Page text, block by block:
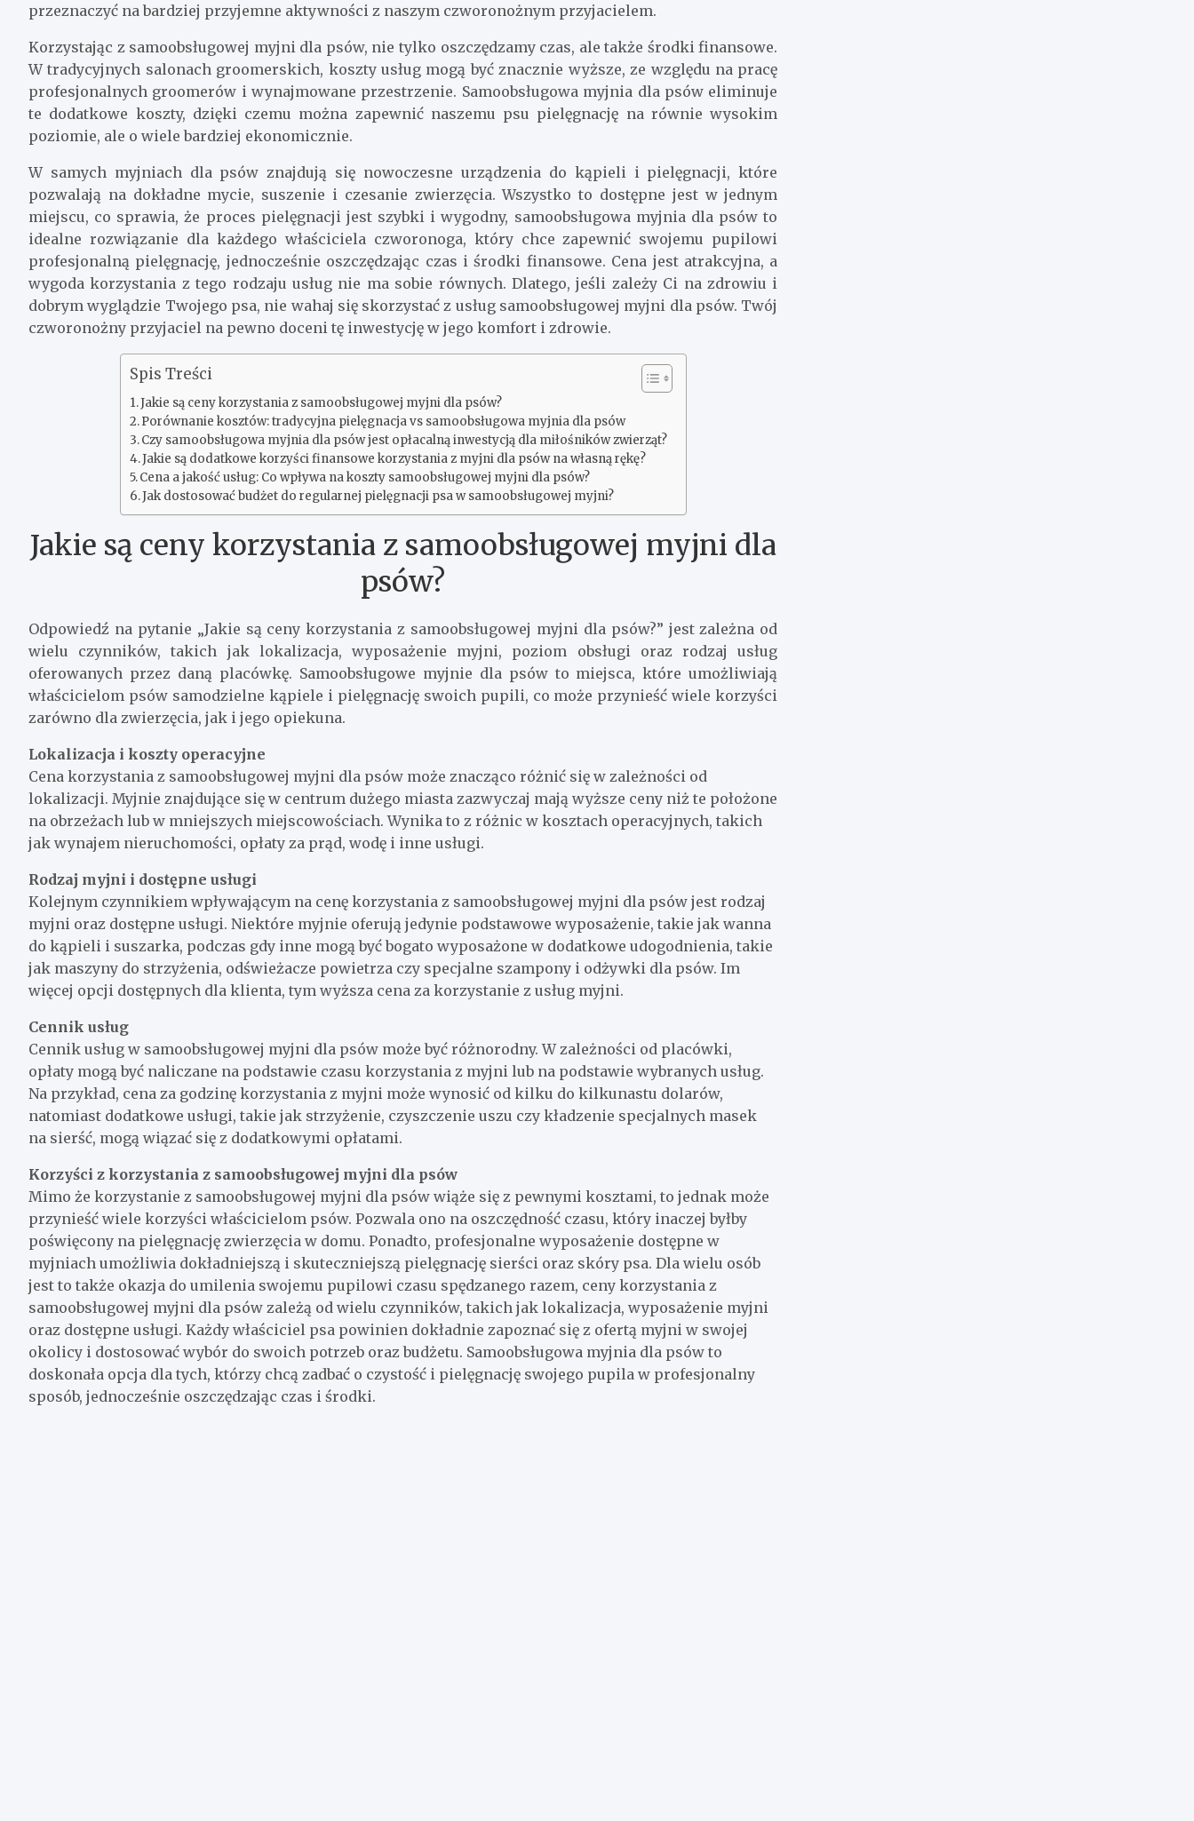
przeznaczyć na bardziej przyjemne aktywności z naszym czworonożnym przyjacielem.
Korzystając z samoobsługowej myjni dla psów, nie tylko oszczędzamy czas, ale także środki finansowe.
W tradycyjnych salonach groomerskich, koszty usług mogą być znacznie wyższe, ze względu na pracę
profesjonalnych groomerów i wynajmowane przestrzenie. Samoobsługowa myjnia dla psów eliminuje
te dodatkowe koszty, dzięki czemu można zapewnić naszemu psu pielęgnację na równie wysokim
poziomie, ale o wiele bardziej ekonomicznie.
W samych myjniach dla psów znajdują się nowoczesne urządzenia do kąpieli i pielęgnacji, które
pozwalają na dokładne mycie, suszenie i czesanie zwierzęcia. Wszystko to dostępne jest w jednym
miejscu, co sprawia, że proces pielęgnacji jest szybki i wygodny, samoobsługowa myjnia dla psów to
idealne rozwiązanie dla każdego właściciela czworonoga, który chce zapewnić swojemu pupilowi
profesjonalną pielęgnację, jednocześnie oszczędzając czas i środki finansowe. Cena jest atrakcyjna, a
wygoda korzystania z tego rodzaju usług nie ma sobie równych. Dlatego, jeśli zależy Ci na zdrowiu i
dobrym wyglądzie Twojego psa, nie wahaj się skorzystać z usług samoobsługowej myjni dla psów. Twój
czworonożny przyjaciel na pewno doceni tę inwestycję w jego komfort i zdrowie.
Spis Treści
Jakie są ceny korzystania z samoobsługowej myjni dla psów?
Porównanie kosztów: tradycyjna pielęgnacja vs samoobsługowa myjnia dla psów
Czy samoobsługowa myjnia dla psów jest opłacalną inwestycją dla miłośników zwierząt?
Jakie są dodatkowe korzyści finansowe korzystania z myjni dla psów na własną rękę?
Cena a jakość usług: Co wpływa na koszty samoobsługowej myjni dla psów?
Jak dostosować budżet do regularnej pielęgnacji psa w samoobsługowej myjni?
Jakie są ceny korzystania z samoobsługowej myjni dla
psów?
Odpowiedź na pytanie „Jakie są ceny korzystania z samoobsługowej myjni dla psów?” jest zależna od
wielu czynników, takich jak lokalizacja, wyposażenie myjni, poziom obsługi oraz rodzaj usług
oferowanych przez daną placówkę. Samoobsługowe myjnie dla psów to miejsca, które umożliwiają
właścicielom psów samodzielne kąpiele i pielęgnację swoich pupili, co może przynieść wiele korzyści
zarówno dla zwierzęcia, jak i jego opiekuna.
Lokalizacja i koszty operacyjne
Cena korzystania z samoobsługowej myjni dla psów może znacząco różnić się w zależności od
lokalizacji. Myjnie znajdujące się w centrum dużego miasta zazwyczaj mają wyższe ceny niż te położone
na obrzeżach lub w mniejszych miejscowościach. Wynika to z różnic w kosztach operacyjnych, takich
jak wynajem nieruchomości, opłaty za prąd, wodę i inne usługi.
Rodzaj myjni i dostępne usługi
Kolejnym czynnikiem wpływającym na cenę korzystania z samoobsługowej myjni dla psów jest rodzaj
myjni oraz dostępne usługi. Niektóre myjnie oferują jedynie podstawowe wyposażenie, takie jak wanna
do kąpieli i suszarka, podczas gdy inne mogą być bogato wyposażone w dodatkowe udogodnienia, takie
jak maszyny do strzyżenia, odświeżacze powietrza czy specjalne szampony i odżywki dla psów. Im
więcej opcji dostępnych dla klienta, tym wyższa cena za korzystanie z usług myjni.
Cennik usług
Cennik usług w samoobsługowej myjni dla psów może być różnorodny. W zależności od placówki,
opłaty mogą być naliczane na podstawie czasu korzystania z myjni lub na podstawie wybranych usług.
Na przykład, cena za godzinę korzystania z myjni może wynosić od kilku do kilkunastu dolarów,
natomiast dodatkowe usługi, takie jak strzyżenie, czyszczenie uszu czy kładzenie specjalnych masek
na sierść, mogą wiązać się z dodatkowymi opłatami.
Korzyści z korzystania z samoobsługowej myjni dla psów
Mimo że korzystanie z samoobsługowej myjni dla psów wiąże się z pewnymi kosztami, to jednak może
przynieść wiele korzyści właścicielom psów. Pozwala ono na oszczędność czasu, który inaczej byłby
poświęcony na pielęgnację zwierzęcia w domu. Ponadto, profesjonalne wyposażenie dostępne w
myjniach umożliwia dokładniejszą i skuteczniejszą pielęgnację sierści oraz skóry psa. Dla wielu osób
jest to także okazja do umilenia swojemu pupilowi czasu spędzanego razem, ceny korzystania z
samoobsługowej myjni dla psów zależą od wielu czynników, takich jak lokalizacja, wyposażenie myjni
oraz dostępne usługi. Każdy właściciel psa powinien dokładnie zapoznać się z ofertą myjni w swojej
okolicy i dostosować wybór do swoich potrzeb oraz budżetu. Samoobsługowa myjnia dla psów to
doskonała opcja dla tych, którzy chcą zadbać o czystość i pielęgnację swojego pupila w profesjonalny
sposób, jednocześnie oszczędzając czas i środki.